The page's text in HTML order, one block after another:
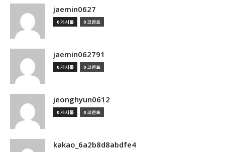
jaemin0627
0 게시물 0 코멘트
jaemin062791
0 게시물 0 코멘트
jeonghyun0612
0 게시물 0 코멘트
kakao_6a2b8d8abdfe4